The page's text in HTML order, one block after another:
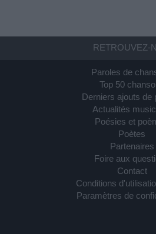
RETROUVEZ-
Paroles de
Top 50
Derniers ajouts de
Actualités
Poésies et
Poètes
Partenaires
Foire aux
Contact
Conditions
Paramètres de